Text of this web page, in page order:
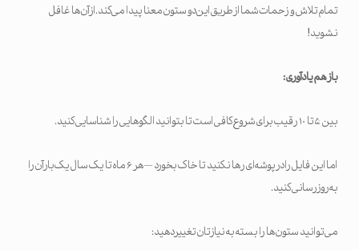
تمام تلاش و زحمات شما از طریق این دو ستون معنا پیدا می‌کند. از آن‌ها غافل
نشوید!
باز هم یادآوری:
بین ۵ تا ۱۰ رقیب برای شروع کافی است تا بتوانید الگوهایی را شناسایی کنید.
اما این فایل را در پوشه‌ای رها نکنید تا خاک بخورد — هر ۶ ماه تا یک سال یک‌بار آن را
به‌روزرسانی کنید.
می‌توانید ستون‌ها را بسته به نیازتان تغییر دهید: